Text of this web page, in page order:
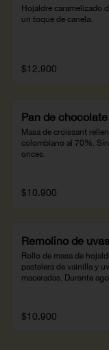
Hojaldre caramelizado
un toque de canela.
$12.900
Pan de chocolate
Masa de croissant
colombiano al 70%.
onces.
$10.900
Remolino de uvas
Rollo de masa de
pastelera de vainilla y
maceradas. Durante
los deseos de niños con
críticas
$10.900